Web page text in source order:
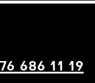
686 11 19